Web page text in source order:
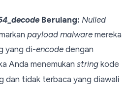
Berulang: Nulled
payload malwaremereka
yang di-encodedengan
Anda menemukanstring kode
dan tidak terbaca yang diawali